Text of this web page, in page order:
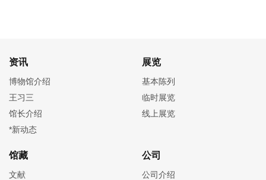
资讯
博物馆介绍
王习三
馆长介绍
*新动态
展览
基本陈列
临时展览
线上展览
馆藏
文献
公司
公司介绍